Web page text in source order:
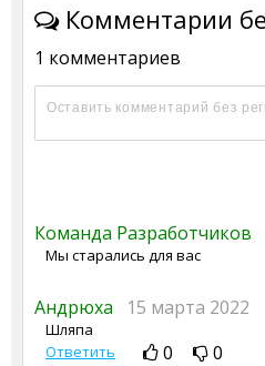
Комментарии
1 комментариев
Команда Разработчиков
Мы старались для вас
Андрюха 15 марта 2022
Шляпа
Ответить
0 0